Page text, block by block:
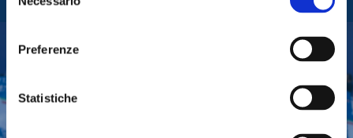
del
Preferenze
Statistiche